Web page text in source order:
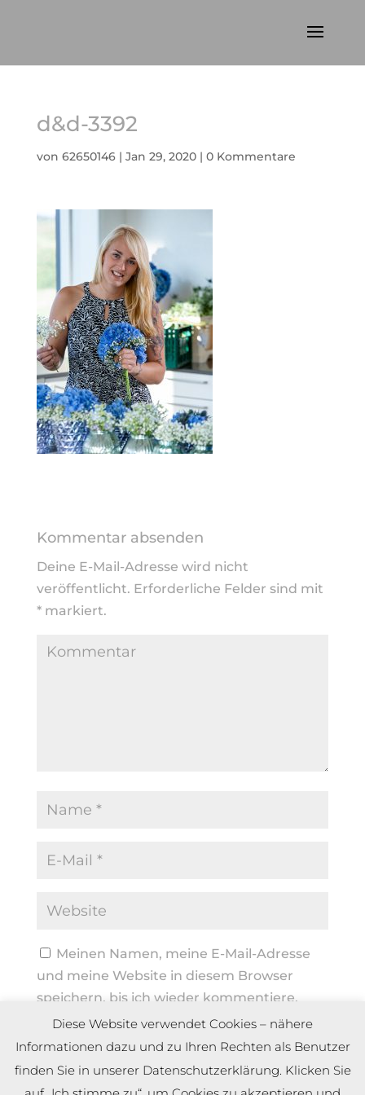
d&d-3392
von 62650146| Jan 29, 2020| 0 Kommentare
Kommentar absenden
Deine E-Mail-Adresse wird nicht
veröffentlicht. Erforderliche Felder sind mit
*markiert.
Meinen Namen, meine E-Mail-Adresse
und meine Website in diesem Browser
speichern, bis ich wieder kommentiere.
Diese Website verwendet Cookies – nähere
Informationen dazu und zu Ihren Rechten als Benutzer
finden Sie in unserer Datenschutzerklärung. Klicken Sie